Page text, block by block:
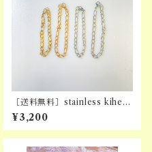
［送料無料］stainless kihei
bracelet
¥3,200